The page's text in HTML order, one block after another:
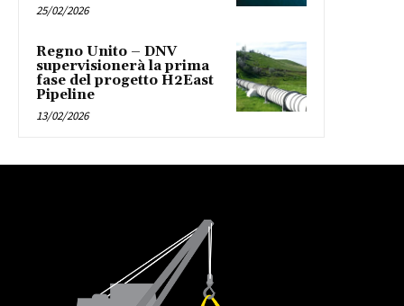
25/02/2026
Regno Unito – DNV
supervisionerà la prima
fase del progetto H2East
Pipeline
13/02/2026